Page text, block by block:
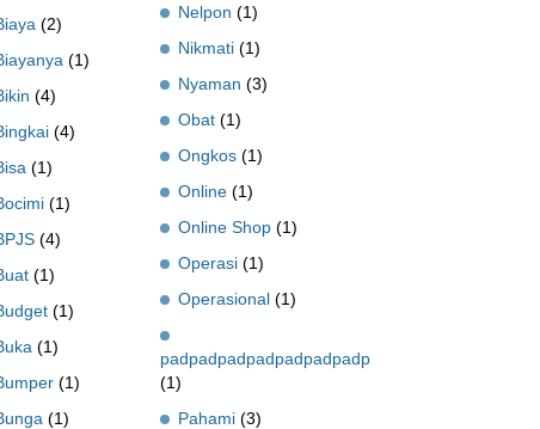
(2)
(1)
(4)
(4)
(1)
(1)
(4)
(1)
(1)
(1)
(1)
(1)
Nelpon (1)
Nikmati (1)
Nyaman (3)
Obat (1)
Ongkos (1)
Online (1)
Online Shop (1)
Operasi (1)
Operasional (1)
(1)
Pahami (3)